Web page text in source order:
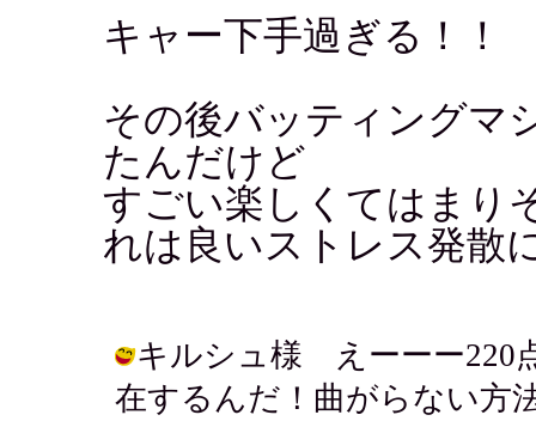
キャー下手過ぎる！！
その後バッティングマ
たんだけど
すごい楽しくてはまり
れは良いストレス発散
キルシュ様 えーーー220
在するんだ！曲がらない方